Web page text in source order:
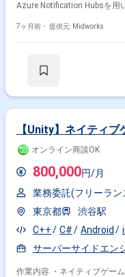
Azure Notification Hubsを用
ーソナライズ配信の仕組み
知基盤の設計・開発・運用
7ヶ月前・ 提供元: Midworks
【Unity】ネイティ
オンライン商談OK
800,000円/月
業務委託(フリーラン
東京都
渋谷駅
C++
C# Android
サーバーサイドエン
作業内容 ・ネイティブゲー